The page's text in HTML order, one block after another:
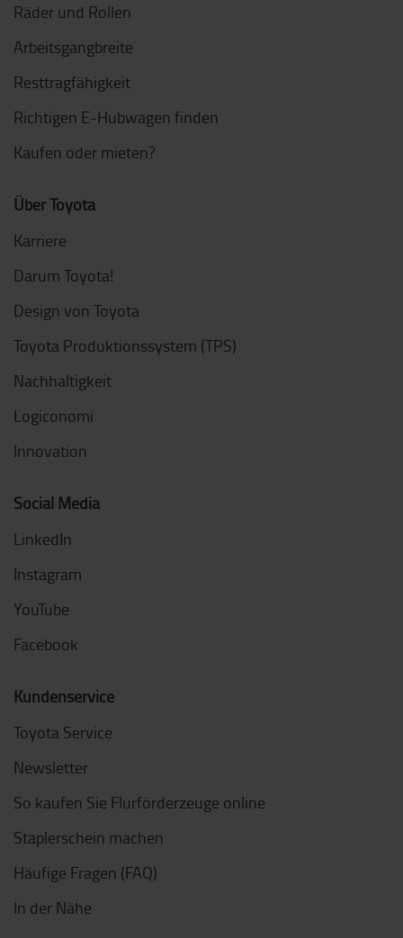
Räder und Rollen
Arbeitsgangbreite
Resttragfähigkeit
Richtigen E-Hubwagen finden
Kaufen oder mieten?
Über Toyota
Karriere
Darum Toyota!
Design von Toyota
Toyota Produktionssystem (TPS)
Nachhaltigkeit
Logiconomi
Innovation
Social Media
LinkedIn
Instagram
YouTube
Facebook
Kundenservice
Toyota Service
Newsletter
So kaufen Sie Flurförderzeuge online
Staplerschein machen
Häufige Fragen (FAQ)
In der Nähe